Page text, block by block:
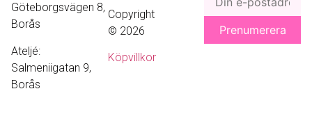
Göteborgsvägen 8,
Borås
Ateljé:
Salmeniigatan 9,
Borås
Copyright
© 2026
Köpvillkor